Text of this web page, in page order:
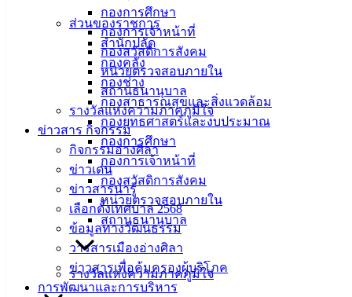
กองการศึกษา
กองการเจ้าหน้าที่
กองสวัสดิการสังคม
หน่วยตรวจสอบภายใน
สถานธนานุบาล
รางวัลแห่งความภาคภูมิใจ
ข่าวสาร กิจกรรม
กิจกรรมอ่างศิลา
ข่าวเด่น
ข่าวสารน่ารู้
เลือกตั้งเทศบาล 2568
ข้อมูลทางวัฒนธรรม
วารสารเมืองอ่างศิลา
ข่าวสารเพื่อคุ้มครองผู้บริโภค
การพัฒนาและการบริหาร
ส่วนของราชการ
สำนักปลัด
กองคลัง
กองช่าง
กองสาธารณสุขและสิ่งแวดล้อม
กองยุทธศาสตร์และงบประมาณ
กองการศึกษา
กองการเจ้าหน้าที่
กองสวัสดิการสังคม
หน่วยตรวจสอบภายใน
สถานธนานุบาล
รางวัลแห่งความภาคภูมิใจ
เมืองอ่าง
ศิลา
สำนักงาน
เทศบาลเมือง
อ่างศิลา 90/338
ม.3 ต.เสม็ด
อ.เมือง จ.ชลบุรี
20000